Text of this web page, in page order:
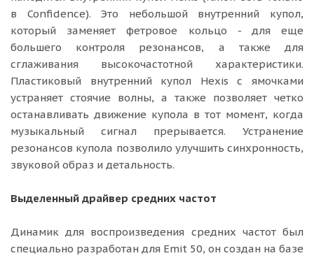
в Confidence). Это небольшой внутренний купол,
который заменяет фетровое кольцо - для еще
большего контроля резонансов, а также для
сглаживания высокочастотной характеристики.
Пластиковый внутренний купол Hexis с ямочками
устраняет стоячие волны, а также позволяет четко
останавливать движение купола в тот момент, когда
музыкальный сигнал прерывается. Устранение
резонансов купола позволило улучшить синхронность,
звуковой образ и детальность.
Выделенный драйвер средних частот
Динамик для воспроизведения средних частот был
специально разработан для Emit 50, он создан на базе